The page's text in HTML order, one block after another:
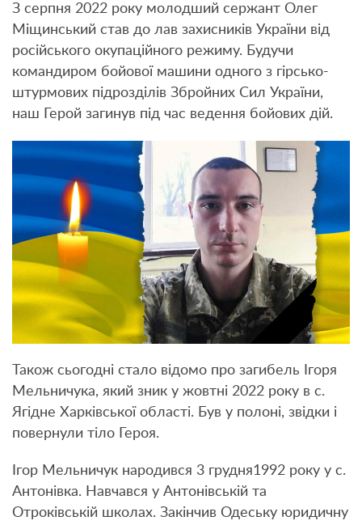
З серпня 2022 року молодший сержант Олег
Міщинський став до лав захисників України від
російського окупаційного режиму. Будучи
командиром бойової машини одного з гірсько-
штурмових підрозділів Збройних Сил України,
наш Герой загинув під час ведення бойових дій.
Також сьогодні стало відомо про загибель Ігоря
Мельничука, який зник у жовтні 2022 року в с.
Ягідне Харківської області. Був у полоні, звідки і
повернули тіло Героя.
Ігор Мельничук народився 3 грудня1992 року у с.
Антонівка. Навчався у Антонівській та
Отроківській школах. Закінчив Одеську юридичну